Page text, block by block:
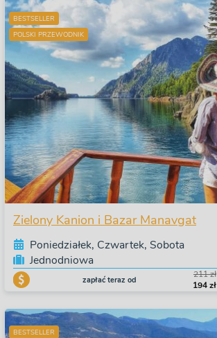
BESTSELLER
POLSKI PRZEWODNIK
Zielony Kanion i Bazar Manavgat
Poniedziałek, Czwartek, Sobota
Jednodniowa
zapłać teraz od
211 zł
194 zł
BESTSELLER